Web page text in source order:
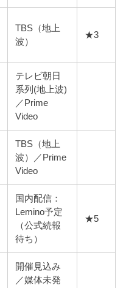
TBS（地上
波）
★3
テレビ朝日
系列(地上波)
／Prime
Video
TBS（地上
波）／Prime
Video
国内配信：
Lemino予定
（公式続報
待ち）
★5
開催見込み
／媒体未発